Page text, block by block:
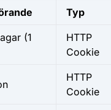
Typ
(1
HTTP
Cookie
HTTP
Cookie